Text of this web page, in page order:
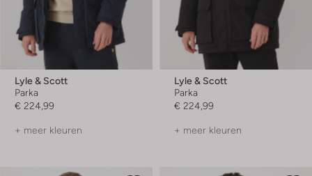
Lyle & Scott
Parka
€ 224,99
+ meer kleuren
Lyle & Scott
Parka
€ 224,99
+ meer kleuren